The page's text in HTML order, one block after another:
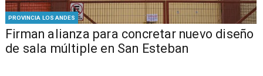
PROVINCIA LOS ANDES
​​Firman alianza para concretar nuevo diseño
de sala múltiple en San Esteban